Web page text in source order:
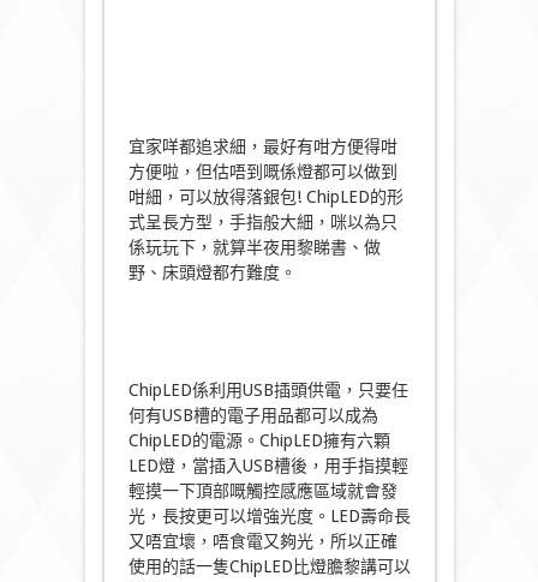
宜家咩都追求細，最好有咁方便得咁
方便啦，但估唔到嘅係燈都可以做到
咁細，可以放得落銀包! ChipLED的形
式呈長方型，手指般大細，咪以為只
係玩玩下，就算半夜用黎睇書、做
野、床頭燈都冇難度。
ChipLED係利用USB插頭供電，只要任
何有USB槽的電子用品都可以成為
ChipLED的電源。ChipLED擁有六顆
LED燈，當插入USB槽後，用手指摸輕
輕摸一下頂部嘅觸控感應區域就會發
光，長按更可以增強光度。LED壽命長
又唔宜壞，唔食電又夠光，所以正確
使用的話一隻ChipLED比燈膽黎講可以